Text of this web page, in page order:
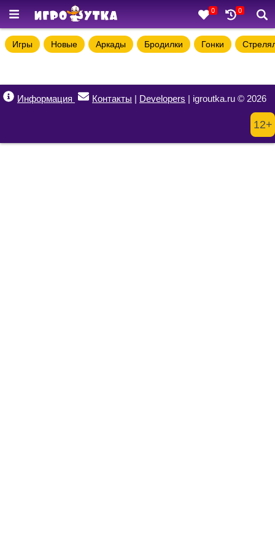
0 0
Игры Новые Аркады Бродилки Гонки
Информация Контакты | Developers | igroutka.ru © 2026
12+